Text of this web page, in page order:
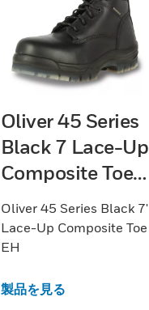
Oliver 45 Series
Black 7 Lace-Up
Composite Toe
EH
Oliver 45 Series Black 7'
Lace-Up Composite Toe
EH
製品を見る